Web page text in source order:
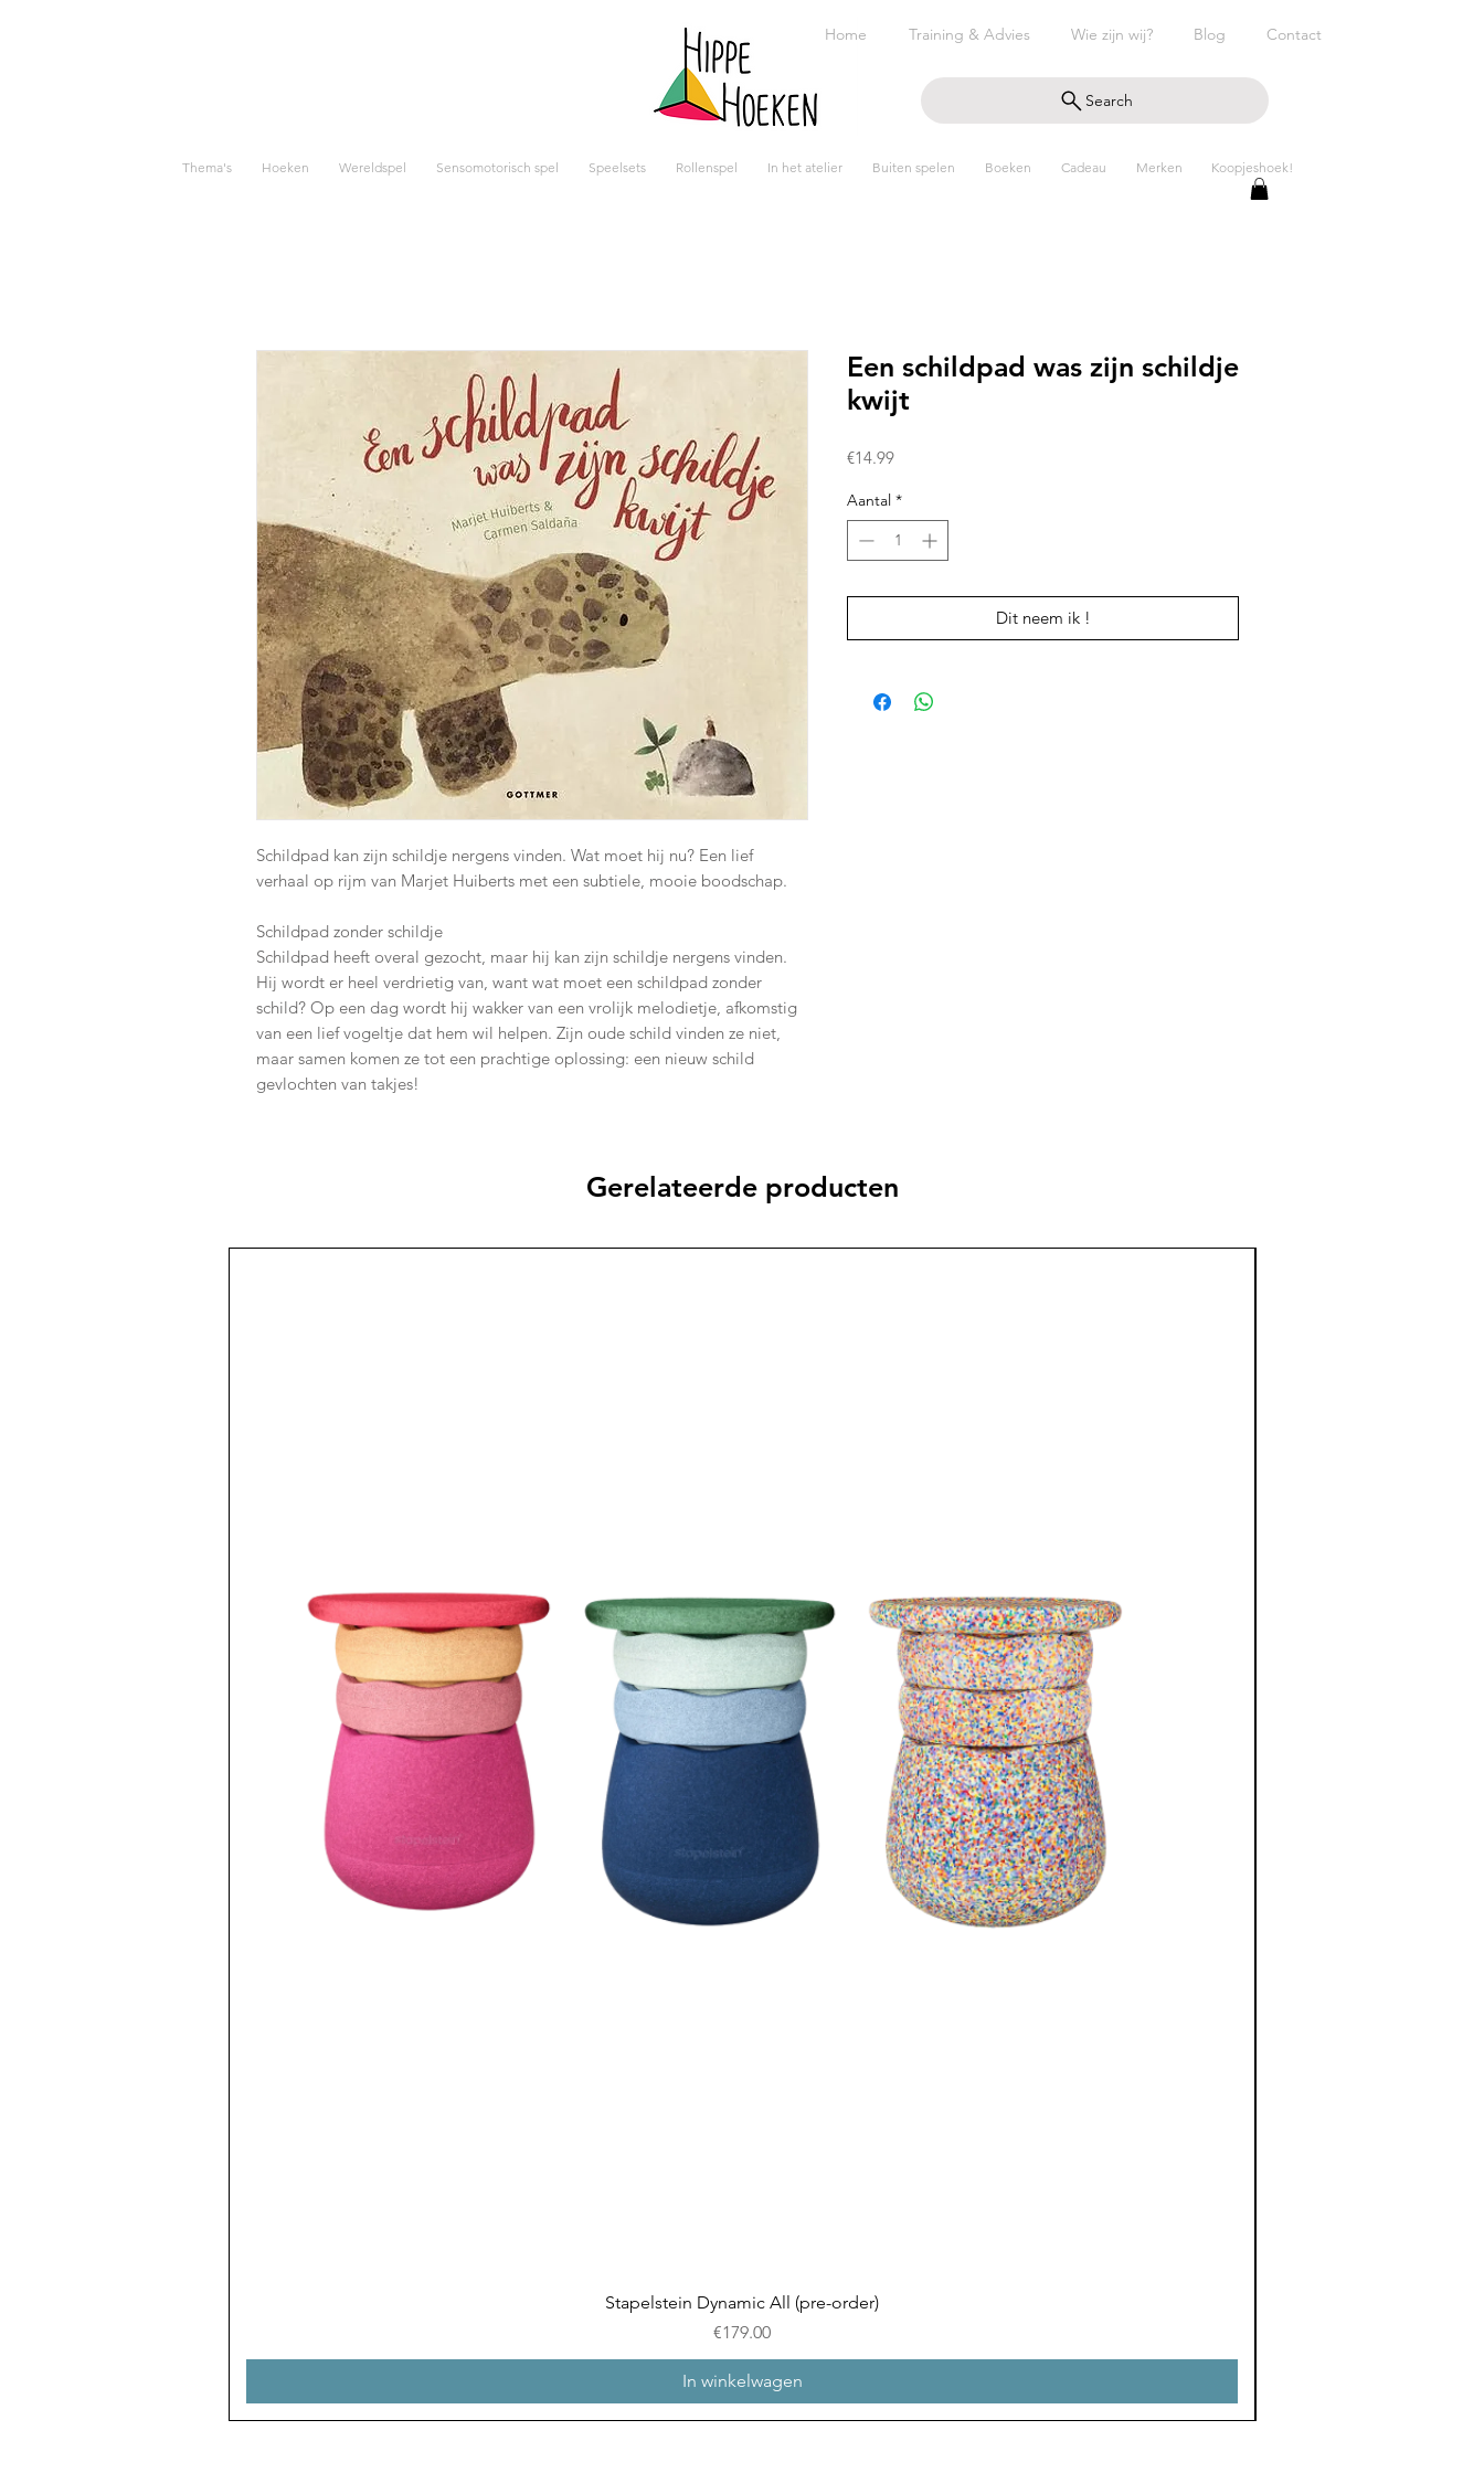
Home Training & Advies Wie zijn wij? Blog Contact
Search
Thema's Hoeken Wereldspel Sensomotorisch spel Speelsets Rollenspel In het atelier Buiten spelen Boeken Cadeau Merken Koopjeshoek!
Schildpad kan zijn schildje nergens vinden. Wat moet hij nu? Een lief
verhaal op rijm van Marjet Huiberts met een subtiele, mooie boodschap.
Schildpad zonder schildje
Schildpad heeft overal gezocht, maar hij kan zijn schildje nergens vinden.
Hij wordt er heel verdrietig van, want wat moet een schildpad zonder
schild? Op een dag wordt hij wakker van een vrolijk melodietje, afkomstig
van een lief vogeltje dat hem wil helpen. Zijn oude schild vinden ze niet,
maar samen komen ze tot een prachtige oplossing: een nieuw schild
gevlochten van takjes!
Een schildpad was zijn schildje
kwijt
€14.99Prijs
Aantal *
Dit neem ik !
Gerelateerde producten
Snel overzicht
Stapelstein Dynamic All (pre-order)
Prijs
€179.00
In winkelwagen